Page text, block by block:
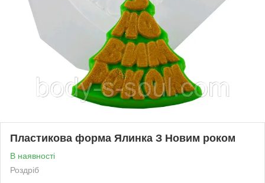
Пластикова форма Ялинка З Новим роком
В наявності
Роздріб